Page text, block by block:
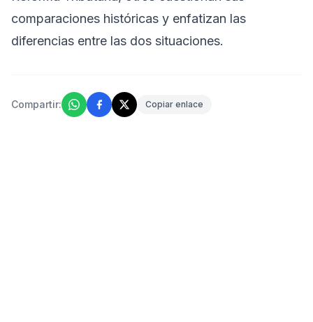
comparaciones históricas y enfatizan las
diferencias entre las dos situaciones.
Compartir: Copiar enlace